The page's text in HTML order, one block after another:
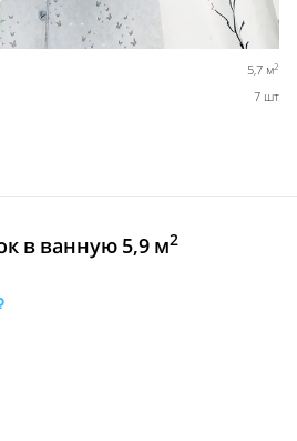
5,7 м2
7 шт
в ванную 5,9 м2